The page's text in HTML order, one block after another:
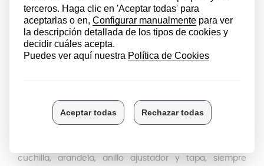
Coloca la arandela sobre la cuchilla
Inserta el conjuntodentro del anillo ajustador
Enrosca el anillo en la base de la jarra
Asegúrate de que la
colocar la jarra sobre la base
correctamente
¡Listo! Tu batidora estará lista para usar como el primer
cuchilla, arandela, anillo ajustador y tapa, siempre